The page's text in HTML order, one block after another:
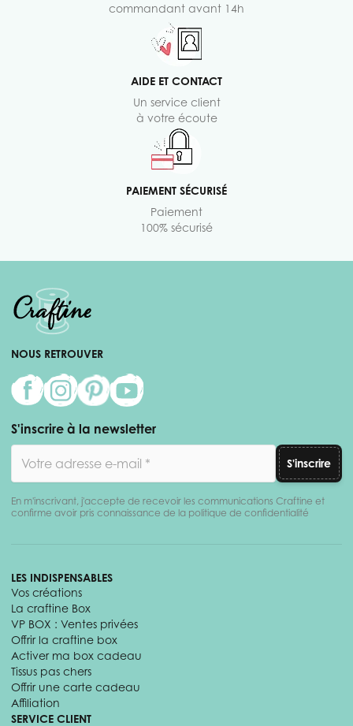
commandant avant 14h
AIDE ET CONTACT
Un service client
à votre écoute
PAIEMENT SÉCURISÉ
Paiement
100% sécurisé
NOUS RETROUVER
S'inscrire à la newsletter
S'inscrire
En m'inscrivant, j'accepte de recevoir les communications Craftine et
confirme avoir pris connaissance de la politique de confidentialité
LES INDISPENSABLES
Vos créations
La craftine Box
VP BOX : Ventes privées
Offrir la craftine box
Activer ma box cadeau
Tissus pas chers
Offrir une carte cadeau
Affiliation
SERVICE CLIENT